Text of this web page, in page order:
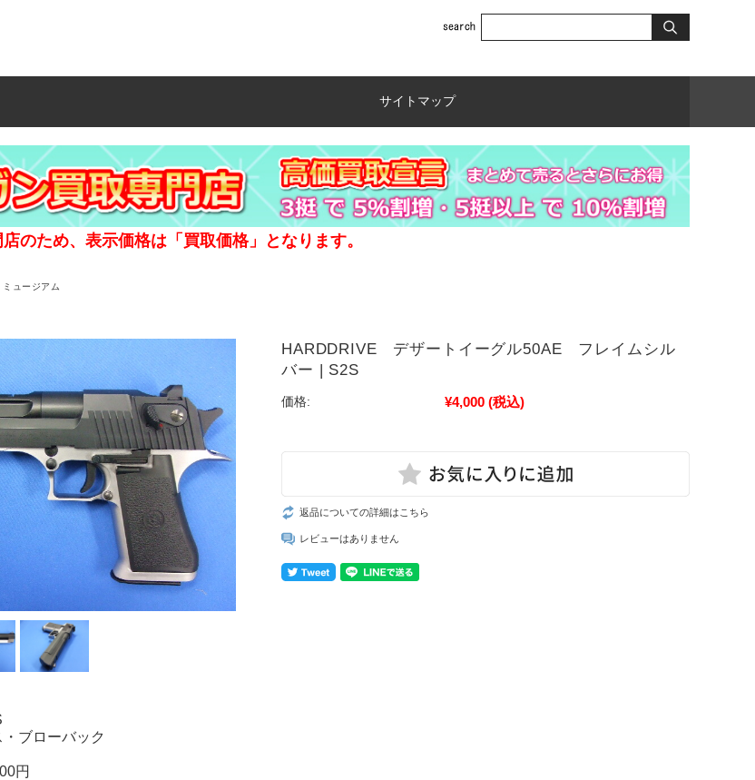
サイトマップ
のため、表示価格は「買取価格」となります。
ュージアム
HARDDRIVE デザートイーグル50AE フレイムシル
バー | S2S
価格: ¥4,000 (税込)
返品についての詳細はこちら
レビューはありません
ローバック
円